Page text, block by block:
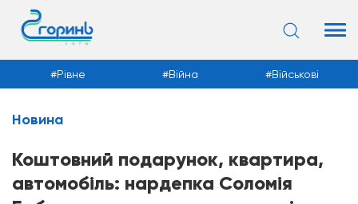
Новини
Рівне Війна Військові
Новина
Коштовний подарунок, квартира,
автомобіль: нардепка Соломія